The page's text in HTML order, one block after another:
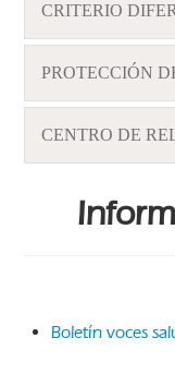
CRITERIO
PROTECCIÓN
CENTRO DE
Boletín voces